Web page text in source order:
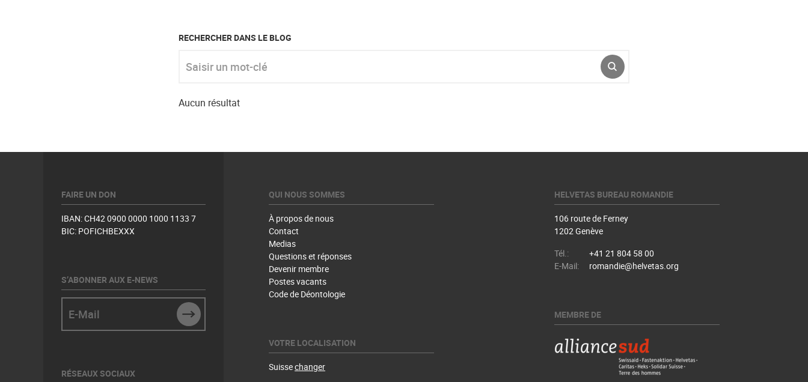
RECHERCHER DANS LE BLOG
ENVOYER
Aucun résultat
FAIRE UN DON
IBAN: CH42 0900 0000 1000 1133 7
BIC: POFICHBEXXX
S’ABONNER AUX E-NEWS
SUBMIT
RÉSEAUX SOCIAUX
QUI NOUS SOMMES
À propos de nous
Contact
Medias
Questions et réponses
Devenir membre
Postes vacants
Code de Déontologie
VOTRE LOCALISATION
Suissechanger
HELVETAS BUREAU ROMANDIE
106 route de Ferney
1202 Genève
Tél.:
+41 21 804 58 00
E-Mail:
romandie@helvetas.org
MEMBRE DE